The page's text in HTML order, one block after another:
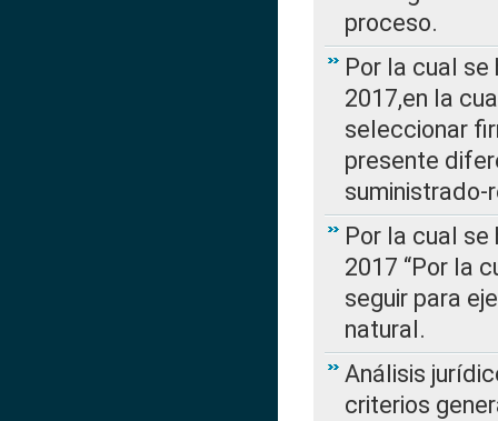
proceso.
Por la cual se
2017,en la
seleccionar
presente
Por la cual se
2017 “Por la
seguir para
natural.
Análisis
criterios